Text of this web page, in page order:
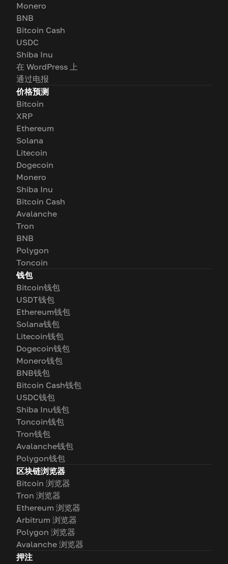
Monero
BNB
Bitcoin Cash
USDC
Shiba Inu
在 WordPress 上
通过电报
价格预测
Bitcoin
XRP
Ethereum
Solana
Litecoin
Dogecoin
Monero
Shiba Inu
Bitcoin Cash
Avalanche
Tron
BNB
Polygon
Toncoin
钱包
Bitcoin钱包
USDT钱包
Ethereum钱包
Solana钱包
Litecoin钱包
Dogecoin钱包
Monero钱包
BNB钱包
Bitcoin Cash钱包
USDC钱包
Shiba Inu钱包
Toncoin钱包
Tron钱包
Avalanche钱包
Polygon钱包
区块链浏览器
Bitcoin 浏览器
Tron 浏览器
Ethereum 浏览器
Arbitrum 浏览器
Polygon 浏览器
Avalanche 浏览器
押注